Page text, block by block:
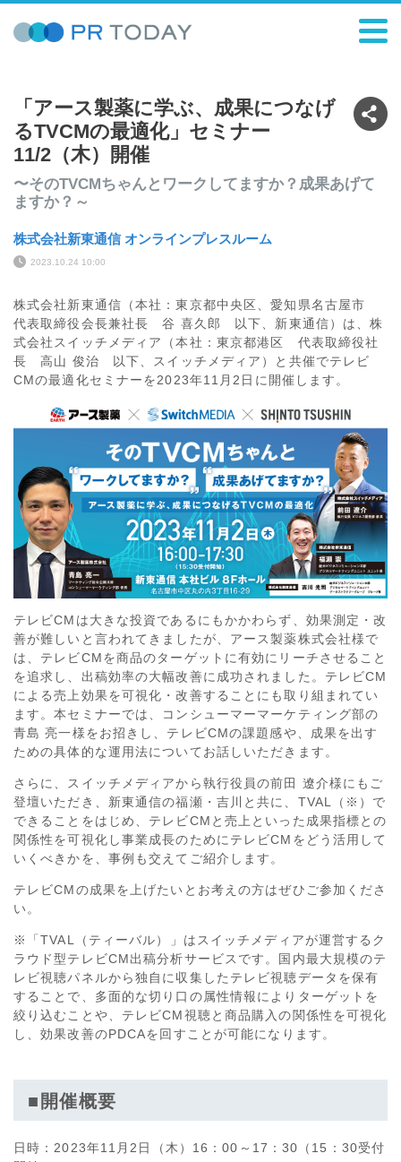
「アース製薬に学ぶ、成果につなげ
るTVCMの最適化」セミナー
11/2（木）開催
〜そのTVCMちゃんとワークしてますか？成果あげて
ますか？～
株式会社新東通信 オンラインプレスルーム
2023.10.24 10:00
株式会社新東通信（本社：東京都中央区、愛知県名古屋市
代表取締役会長兼社長 谷 喜久郎 以下、新東通信）は、株
式会社スイッチメディア（本社：東京都港区 代表取締役社
長 高山 俊治 以下、スイッチメディア）と共催でテレビ
CMの最適化セミナーを2023年11月2日に開催します。
テレビCMは大きな投資であるにもかかわらず、効果測定・改
善が難しいと言われてきましたが、アース製薬株式会社様で
は、テレビCMを商品のターゲットに有効にリーチさせること
を追求し、出稿効率の大幅改善に成功されました。テレビCM
による売上効果を可視化・改善することにも取り組まれてい
ます。本セミナーでは、コンシューマーマーケティング部の
青島 亮一様をお招きし、テレビCMの課題感や、成果を出す
ための具体的な運用法についてお話しいただきます。
さらに、スイッチメディアから執行役員の前田 遼介様にもご
登壇いただき、新東通信の福瀬・吉川と共に、TVAL（※）で
できることをはじめ、テレビCMと売上といった成果指標との
関係性を可視化し事業成長のためにテレビCMをどう活用して
いくべきかを、事例も交えてご紹介します。
テレビCMの成果を上げたいとお考えの方はぜひご参加くださ
い。
※「TVAL（ティーバル）」はスイッチメディアが運営するク
ラウド型テレビCM出稿分析サービスです。国内最大規模のテ
レビ視聴パネルから独自に収集したテレビ視聴データを保有
することで、多面的な切り口の属性情報によりターゲットを
絞り込むことや、テレビCM視聴と商品購入の関係性を可視化
し、効果改善のPDCAを回すことが可能になります。
■開催概要
日時：2023年11月2日（木）16：00～17：30（15：30受付